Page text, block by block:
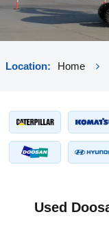
Location: Home
Used